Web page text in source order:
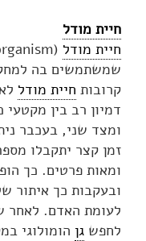
חיית מודל
חיית מודל
שמשתמשים בה
קרובות חיית מודל
דמיון רב בין
ומצד שני, בעכבר
זמן קצר יתקבלו
ומאות פרטים. כך
ובעקבות כך איתור
לעומת האדם. לאחר
לחפש גן הומולוגי